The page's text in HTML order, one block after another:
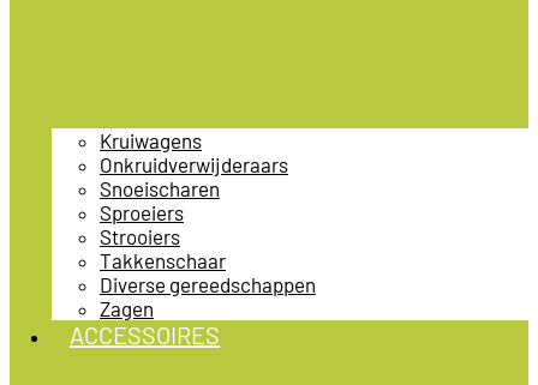
Kruiwagens
Onkruidverwijderaars
Snoeischaren
Sproeiers
Strooiers
Takkenschaar
Diverse gereedschappen
Zagen
ACCESSOIRES